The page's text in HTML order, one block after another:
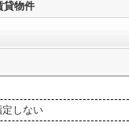
貸物件
定しない